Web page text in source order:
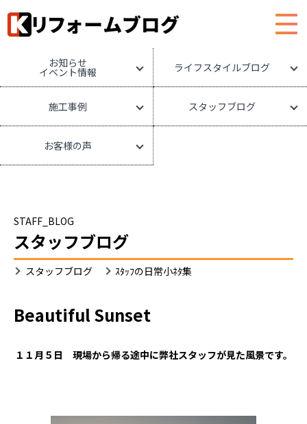
お知らせ
イベント情報 ライフスタイルブログ
施工事例 スタッフブログ
お客様の声
STAFF_BLOG
スタッフブログ
スタッフブログ ｽﾀｯﾌの日常小ﾈﾀ集
Beautiful Sunset
１１月５日 現場から帰る途中に弊社スタッフが見た風景です。